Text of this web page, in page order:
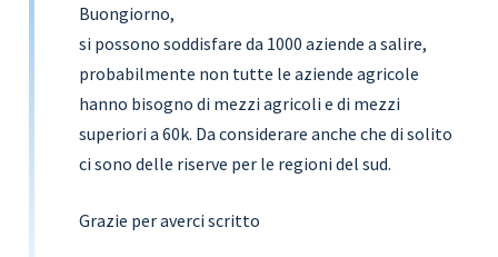
Buongiorno,
si possono soddisfare da 1000 aziende a salire,
probabilmente non tutte le aziende agricole
hanno bisogno di mezzi agricoli e di mezzi
superiori a 60k. Da considerare anche che di solito
ci sono delle riserve per le regioni del sud.
Grazie per averci scritto